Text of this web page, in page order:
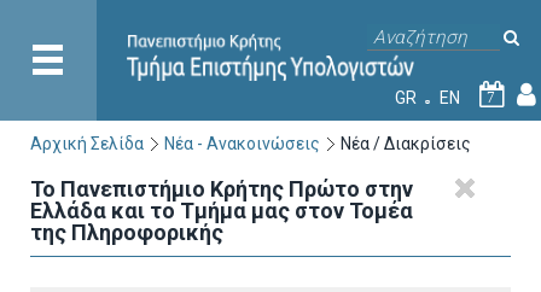
GR EN 7
Αρχική Σελίδα Νέα - Ανακοινώσεις Νέα / Διακρίσεις
Το Πανεπιστήμιο Κρήτης Πρώτο στην
Ελλάδα και το Τμήμα μας στον Τομέα
της Πληροφορικής